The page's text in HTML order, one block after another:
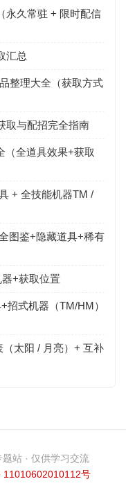
永久常驻 + 限时配信
汇总
整理大全（获取方式
取与配招完全指南
（全道具效果+获取
+ 全技能机器TM /
图鉴+隐藏道具+稀有
+获取位置
招式机器（TM/HM）
太阳 / 月亮）+ 互补
站 · 仅供学习交流
11010602010112号